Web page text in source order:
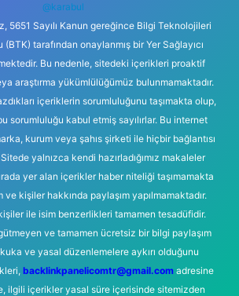
@karabul
5651 Sayılı Kanun gereğince Bilgi Teknolojileri
tarafından onaylanmış bir Yer Sağlayıcı
Bu nedenle, sitedeki içerikleri proaktif
araştırma yükümlülüğümüz bulunmamaktadır.
içeriklerin sorumluluğunu taşımakta olup,
sorumluluğu kabul etmiş sayılırlar. Bu internet
kurum veya şahıs şirketi ile hiçbir bağlantısı
yalnızca kendi hazırladığımız makaleler
yer alan içerikler haber niteliği taşımamakta
kişiler hakkında paylaşım yapılmamaktadır.
ile isim benzerlikleri tamamen tesadüfidir.
ve tamamen ücretsiz bir bilgi paylaşım
ve yasal düzenlemelere aykırı olduğunu
backlinkpanelicomtr@gmail.comadresine
ilgili içerikler yasal süre içerisinde sitemizden